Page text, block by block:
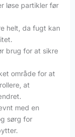
løse partikler før
helt, da fugt kan
brug for at sikre
område for at
at
med en
sørg for